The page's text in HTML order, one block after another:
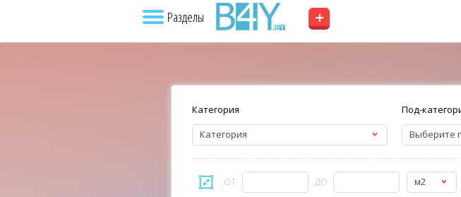
Разделы +
Категория
Категория
Под-
Выберите
ОТ ДО м2